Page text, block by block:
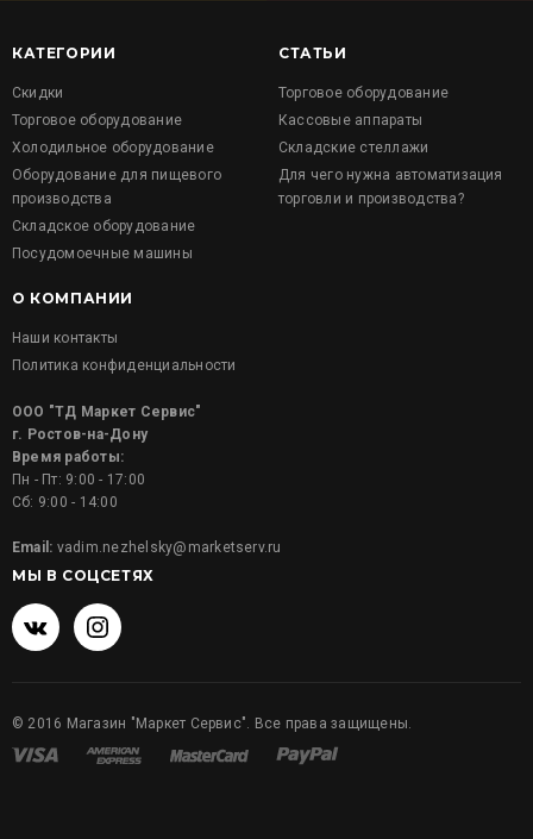
КАТЕГОРИИ
Скидки
Торговое оборудование
Холодильное оборудование
Оборудование для пищевого
производства
Складское оборудование
Посудомоечные машины
СТАТЬИ
Торговое оборудование
Кассовые аппараты
Складские стеллажи
Для чего нужна автоматизация
торговли и производства?
О КОМПАНИИ
Наши контакты
Политика конфиденциальности
ООО "ТД Маркет Сервис"
г. Ростов-на-Дону
Время работы:
Пн - Пт: 9:00 - 17:00
Сб: 9:00 - 14:00
Email: vadim.nezhelsky@marketserv.ru
МЫ В СОЦСЕТЯХ
© 2016 Магазин "Маркет Сервис". Все права защищены.